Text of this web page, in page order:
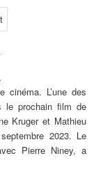
L’une des
le prochain film de
Kruger et Mathieu
2023. Le
Pierre Niney, a